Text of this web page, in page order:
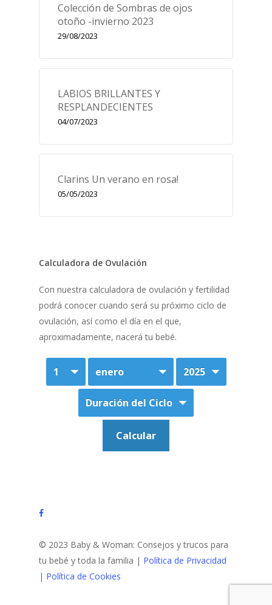
Colección de Sombras de ojos
otoño -invierno 2023
29/08/2023
LABIOS BRILLANTES Y
RESPLANDECIENTES
04/07/2023
Clarins Un verano en rosa!
05/05/2023
Calculadora de Ovulación
Con nuestra calculadora de ovulación y fertilidad
podrá conocer cuando será su próximo ciclo de
ovulación, así como el día en el que,
aproximadamente, nacerá tu bebé.
facebook
© 2023 Baby & Woman: Consejos y trucos para
tu bebé y toda la familia | Política de Privacidad
| Política de Cookies